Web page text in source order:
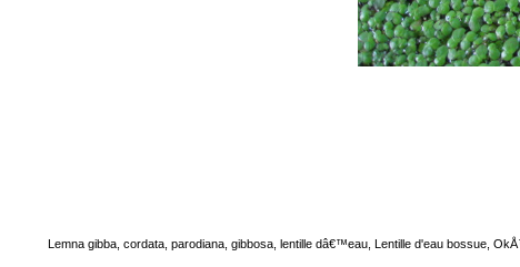
Lemna gibba, cordata, parodiana, gibbosa, lentille dâ€™eau, Lentille d'eau bossue,